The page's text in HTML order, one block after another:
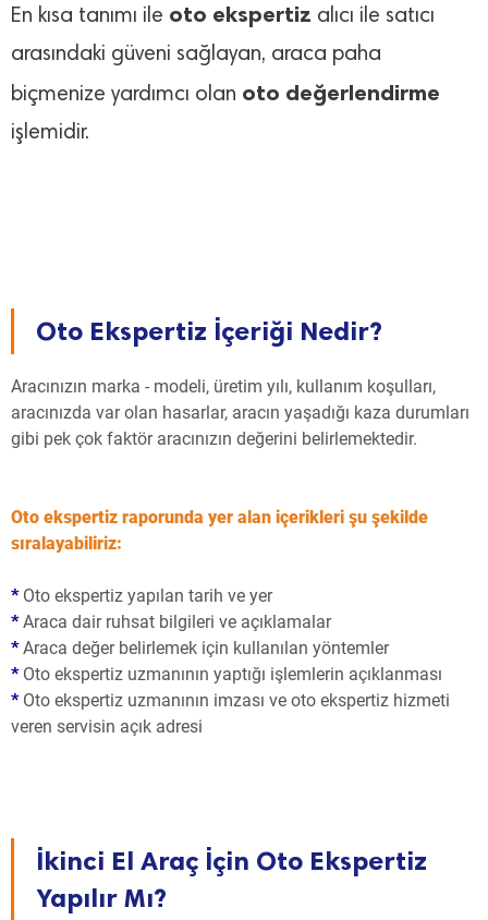
En kısa tanımı ile oto ekspertiz alıcı ile satıcı
arasındaki güveni sağlayan, araca paha
biçmenize yardımcı olan oto değerlendirme
işlemidir.
Oto Ekspertiz İçeriği Nedir?
Aracınızın marka - modeli, üretim yılı, kullanım koşulları,
aracınızda var olan hasarlar, aracın yaşadığı kaza durumları
gibi pek çok faktör aracınızın değerini belirlemektedir.
Oto ekspertiz raporunda yer alan içerikleri şu şekilde
sıralayabiliriz:
*Oto ekspertiz yapılan tarih ve yer
*Araca dair ruhsat bilgileri ve açıklamalar
*Araca değer belirlemek için kullanılan yöntemler
*Oto ekspertiz uzmanının yaptığı işlemlerin açıklanması
*Oto ekspertiz uzmanının imzası ve oto ekspertiz hizmeti
veren servisin açık adresi
İkinci El Araç İçin Oto Ekspertiz
Yapılır Mı?